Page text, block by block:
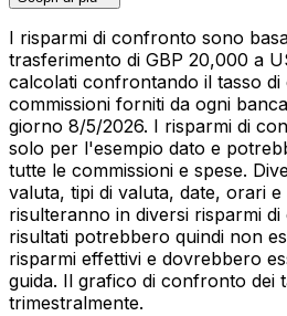
I risparmi di confronto sono
trasferimento di GBP 20,000 a
calcolati confrontando il tasso di
commissioni forniti da ogni
giorno 8/5/2026. I risparmi di
solo per l'esempio dato e
tutte le commissioni e spese.
valuta, tipi di valuta, date, orari
risulteranno in diversi risparmi
risultati potrebbero quindi non
risparmi effettivi e dovrebbero
guida. Il grafico di confronto dei
trimestralmente.